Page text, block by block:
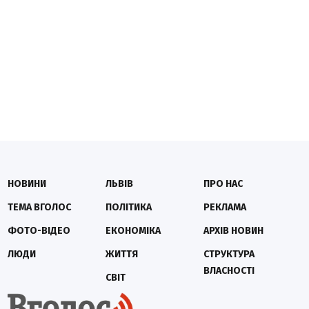
НОВИНИ
ТЕМА ВГОЛОС
ФОТО-ВІДЕО
ЛЮДИ
ЛЬВІВ
ПОЛІТИКА
ЕКОНОМІКА
ЖИТТЯ
СВІТ
ПРО НАС
РЕКЛАМА
АРХІВ НОВИН
СТРУКТУРА
ВЛАСНОСТІ